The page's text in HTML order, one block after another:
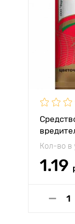
Аптека
Кол-во в
1.19